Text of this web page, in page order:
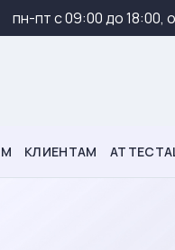
пн-пт c 09:00 до 18:00,
КЛИЕНТАМ